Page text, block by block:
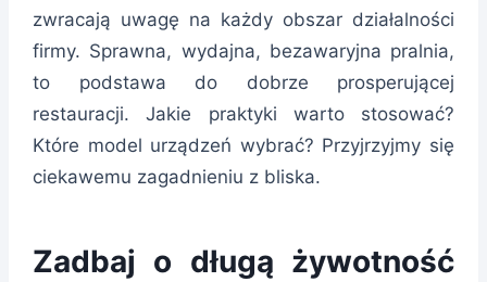
zwracają uwagę na każdy obszar działalności
firmy. Sprawna, wydajna, bezawaryjna pralnia,
to podstawa do dobrze prosperującej
restauracji. Jakie praktyki warto stosować?
Które model urządzeń wybrać? Przyjrzyjmy się
ciekawemu zagadnieniu z bliska.
Zadbaj o długą żywotność